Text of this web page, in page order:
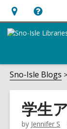
Hours
&
opens
an
overlay
Help,
opens
overlay
Sno-Isle Blogs
学生
by Jennifer S